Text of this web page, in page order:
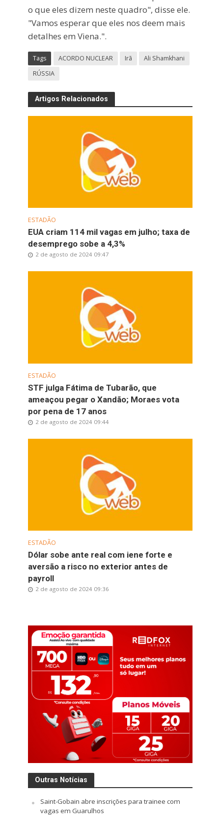
o que eles dizem neste quadro", disse ele.
"Vamos esperar que eles nos deem mais
detalhes em Viena.".
Tags ACORDO NUCLEAR Irã
Ali Shamkhani
RÚSSIA
Artigos Relacionados
ESTADÃO
EUA criam 114 mil vagas em julho; taxa de
desemprego sobe a 4,3%
2 de agosto de 2024 09:47
ESTADÃO
STF julga Fátima de Tubarão, que
ameaçou pegar o Xandão; Moraes vota
por pena de 17 anos
2 de agosto de 2024 09:44
ESTADÃO
Dólar sobe ante real com iene forte e
aversão a risco no exterior antes de
payroll
2 de agosto de 2024 09:36
Outras Notícias
Saint-Gobain abre inscrições para trainee com
vagas em Guarulhos